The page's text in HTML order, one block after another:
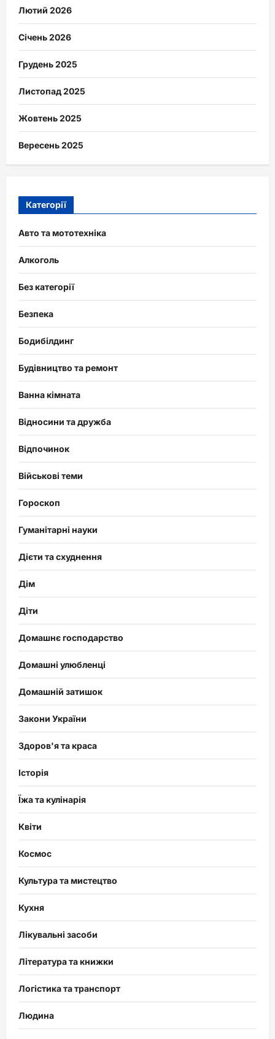
Лютий 2026
Січень 2026
Грудень 2025
Листопад 2025
Жовтень 2025
Вересень 2025
Категорії
Авто та мототехніка
Алкоголь
Без категорії
Безпека
Бодибілдинг
Будівництво та ремонт
Ванна кімната
Відносини та дружба
Відпочинок
Військові теми
Гороскоп
Гуманітарні науки
Дієти та схуднення
Дім
Діти
Домашнє господарство
Домашні улюбленці
Домашній затишок
Закони України
Здоров'я та краса
Історія
Їжа та кулінарія
Квіти
Космос
Культура та мистецтво
Кухня
Лікувальні засоби
Література та книжки
Логістика та транспорт
Людина